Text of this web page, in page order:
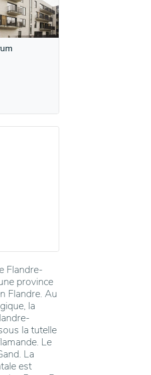
Flandre-
province
Flandre. Au
la
la tutelle
Le
La
est